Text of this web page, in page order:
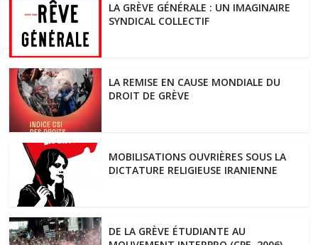
LA GRÈVE GÉNÉRALE : UN IMAGINAIRE
SYNDICAL COLLECTIF
LA REMISE EN CAUSE MONDIALE DU
DROIT DE GRÈVE
MOBILISATIONS OUVRIÈRES SOUS LA
DICTATURE RELIGIEUSE IRANIENNE
DE LA GRÈVE ÉTUDIANTE AU